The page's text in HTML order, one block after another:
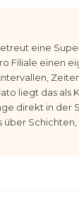
eine
Filiale einen
liegt das als
direkt in der
über Schichten,